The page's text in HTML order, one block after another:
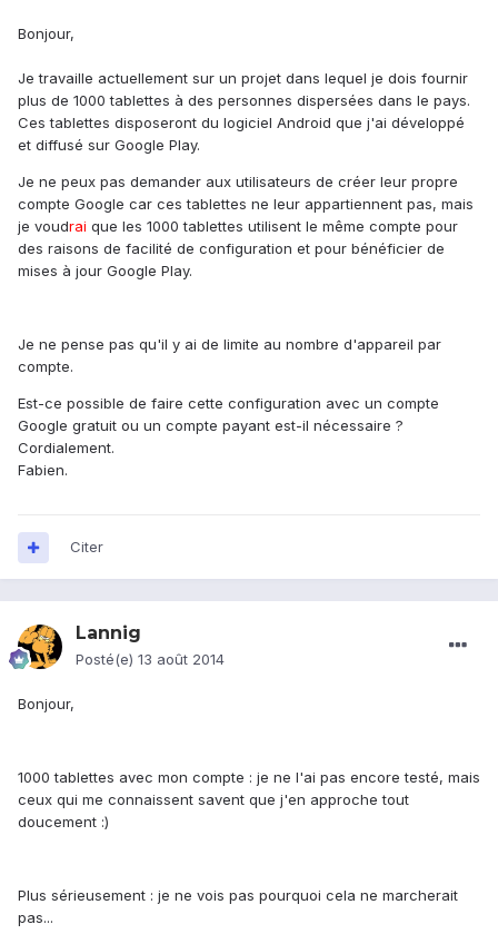
Bonjour,
Je travaille actuellement sur un projet dans lequel je dois fournir
plus de 1000 tablettes à des personnes dispersées dans le pays.
Ces tablettes disposeront du logiciel Android que j'ai développé
et diffusé sur Google Play.
Je ne peux pas demander aux utilisateurs de créer leur propre
compte Google car ces tablettes ne leur appartiennent pas, mais
je voudrai que les 1000 tablettes utilisent le même compte pour
des raisons de facilité de configuration et pour bénéficier de
mises à jour Google Play.
Je ne pense pas qu'il y ai de limite au nombre d'appareil par
compte.
Est-ce possible de faire cette configuration avec un compte
Google gratuit ou un compte payant est-il nécessaire ?
Cordialement.
Fabien.
Citer
Lannig
Posté(e) 13 août 2014
Bonjour,
1000 tablettes avec mon compte : je ne l'ai pas encore testé, mais
ceux qui me connaissent savent que j'en approche tout
doucement :)
Plus sérieusement : je ne vois pas pourquoi cela ne marcherait
pas...